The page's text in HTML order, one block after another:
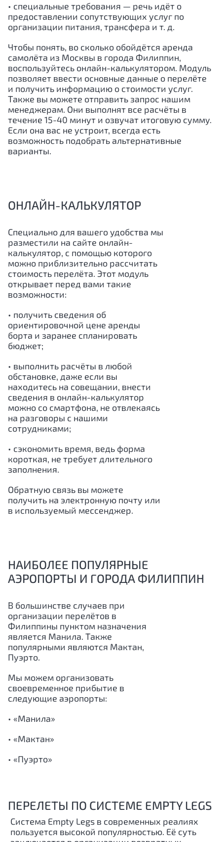
• специальные требования — речь идёт о
предоставлении сопутствующих услуг по
организации питания, трансфера и т. д.
Чтобы понять, во сколько обойдётся аренда
самолёта из Москвы в города Филиппин,
воспользуйтесь онлайн-калькулятором. Модуль
позволяет ввести основные данные о перелёте
и получить информацию о стоимости услуг.
Также вы можете отправить запрос нашим
менеджерам. Они выполнят все расчёты в
течение 15-40 минут и озвучат итоговую сумму.
Если она вас не устроит, всегда есть
возможность подобрать альтернативные
варианты.
ОНЛАЙН-КАЛЬКУЛЯТОР
Специально для вашего удобства мы
разместили на сайте онлайн-
калькулятор, с помощью которого
можно приблизительно рассчитать
стоимость перелёта. Этот модуль
открывает перед вами такие
возможности:
• получить сведения об
ориентировочной цене аренды
борта и заранее спланировать
бюджет;
• выполнить расчёты в любой
обстановке, даже если вы
находитесь на совещании, внести
сведения в онлайн-калькулятор
можно со смартфона, не отвлекаясь
на разговоры с нашими
сотрудниками;
• сэкономить время, ведь форма
короткая, не требует длительного
заполнения.
Обратную связь вы можете
получить на электронную почту или
в используемый мессенджер.
НАИБОЛЕЕ ПОПУЛЯРНЫЕ
АЭРОПОРТЫ И ГОРОДА ФИЛИППИН
В большинстве случаев при
организации перелётов в
Филиппины пунктом назначения
является Манила. Также
популярными являются Мактан,
Пуэрто.
Мы можем организовать
своевременное прибытие в
следующие аэропорты:
• «Манила»
• «Мактан»
• «Пуэрто»
ПЕРЕЛЕТЫ ПО СИСТЕМЕ EMPTY LEGS
Система Empty Legs в современных реалиях
пользуется высокой популярностью. Её суть